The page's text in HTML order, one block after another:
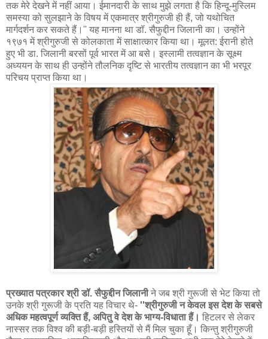
तक मेरे देखने में नहीं आया। ईमानदारी के साथ मुझे लगता है कि हिन्दू-मुस्लिम
समस्या को सुलझाने के विषय में एकमात्र श्रीगुरुजी ही हैं, जो यथोचित
मार्गदर्शन कर सकते हैं।'' यह मानना था डॉ. सैफुद्दीन जिलानी का। उन्होंने
१९७१ में श्रीगुरुजी से कोलकाता में साक्षात्कार किया था। मूलत: ईरानी होते
हुए भी डा. जिलानी बरसों पूर्व भारत में आ बसे। इस्लामी तत्वज्ञान के सूक्ष्म
अध्ययन के साथ ही उन्होंने तौलनिक दृष्टि से भारतीय तत्वज्ञान का भी भरपूर
परिचय प्राप्त किया था।
प्रख्‍यात पत्रकार श्री डॉ. सैफुद्दीन जिलानीने जब श्री गुरूजी से भेट किया तो
उनके श्री गुरूजी के प्रति यह विचार थे- ''श्रीगुरुजी न केवल इस देश के सबसे
अधिक महत्वपूर्ण व्यक्ति हैं, अपितु वे देश के भाग्य-विधाता हैं। हिटलर से लेकर
नास्सर तक विश्व की बड़ी-बड़ी हस्तियों से मैं मिल चुका हूँ। किन्तु श्रीगुरुजी